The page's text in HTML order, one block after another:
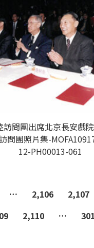
訪問團出席北京長安戲
問團照片集-
12-PH00013-061
… 2,106 2,107
2,110 …